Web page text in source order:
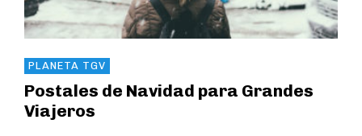
PLANETA TGV
Postales de Navidad para Grandes
Viajeros